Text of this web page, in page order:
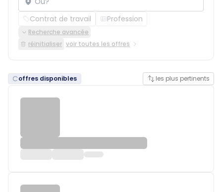
Contrat de travail Profession
Recherche avancée
réinitialiser voir toutes les offres
offres disponibles les plus pertinents